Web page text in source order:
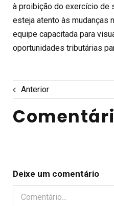
à proibição do exercício de
esteja atento às mudanças
equipe capacitada para
oportunidades tributárias
Anterior
Deixe um comentário
Comentário